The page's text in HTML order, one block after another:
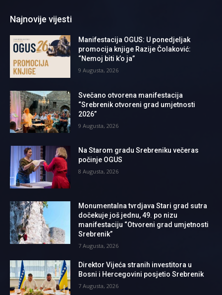
Najnovije vijesti
Manifestacija OGUS: U ponedjeljak
promocija knjige Razije Čolaković:
“Nemoj biti k’o ja”
9 Augusta, 2026
Svečano otvorena manifestacija
“Srebrenik otvoreni grad umjetnosti
2026”
9 Augusta, 2026
Na Starom gradu Srebreniku večeras
počinje OGUS
8 Augusta, 2026
Monumentalna tvrdjava Stari grad sutra
dočekuje još jednu, 49. po nizu
manifestaciju “Otvoreni grad umjetnosti
Srebrenik”
7 Augusta, 2026
Direktor Vijeća stranih investitora u
Bosni i Hercegovini posjetio Srebrenik
7 Augusta, 2026